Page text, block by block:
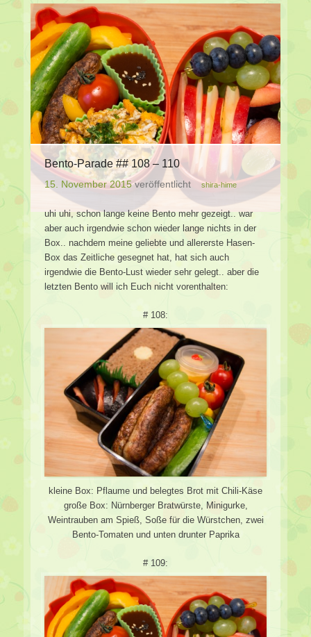
Bento-Parade ## 108 – 110
15. November 2015veröffentlicht shira-hime
uhi uhi, schon lange keine Bento mehr gezeigt.. war
aber auch irgendwie schon wieder lange nichts in der
Box.. nachdem meine geliebte und allererste Hasen-
Box das Zeitliche gesegnet hat, hat sich auch
irgendwie die Bento-Lust wieder sehr gelegt.. aber die
letzten Bento will ich Euch nicht vorenthalten:
# 108:
kleine Box: Pflaume und belegtes Brot mit Chili-Käse
große Box: Nürnberger Bratwürste, Minigurke,
Weintrauben am Spieß, Soße für die Würstchen, zwei
Bento-Tomaten und unten drunter Paprika
# 109: